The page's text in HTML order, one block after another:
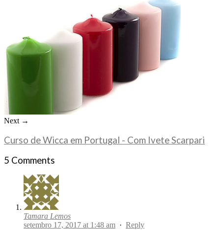
Next →
Curso de Wicca em Portugal - Com Ivete Scarpari
5 Comments
Tamara Lemos
setembro 17, 2017 at 1:48 am · Reply